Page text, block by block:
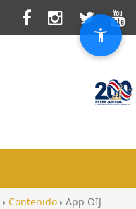
Contenido App OIJ